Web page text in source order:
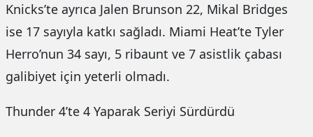
Knicks’te ayrıca Jalen Brunson 22, Mikal Bridges
ise 17 sayıyla katkı sağladı. Miami Heat’te Tyler
Herro’nun 34 sayı, 5 ribaunt ve 7 asistlik çabası
galibiyet için yeterli olmadı.
Thunder 4’te 4 Yaparak Seriyi Sürdürdü